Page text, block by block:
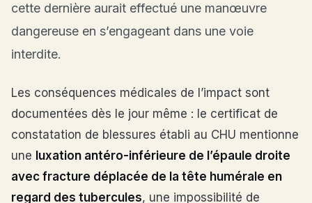
cette dernière aurait effectué une manœuvre
dangereuse en s’engageant dans une voie
interdite.
Les conséquences médicales de l’impact sont
documentées dès le jour même : le certificat de
constatation de blessures établi au CHU mentionne
une luxation antéro-inférieure de l’épaule droite
avec fracture déplacée de la tête humérale en
regard des tubercules, une impossibilité de